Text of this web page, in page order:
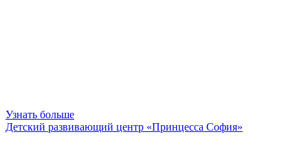
Узнать больше
Детский развивающий центр «Принцесса София»